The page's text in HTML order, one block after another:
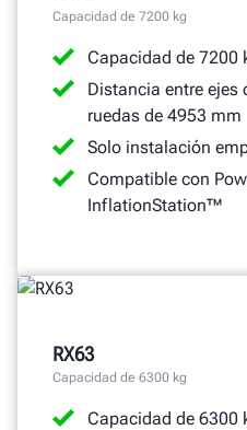
OBTENGA UNA COTIZACIÓN
Capacidad de 7200 kg
Capacidad de 7200
Distancia entre ejes
ruedas de 4953 mm
Solo instalación
Compatible con
InflationStation™
RX63
Capacidad de 6300 kg
Capacidad de 6300